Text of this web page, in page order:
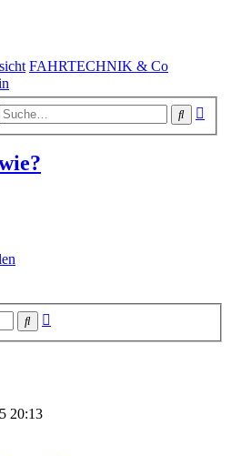
FAHRTECHNIK & Co
Suche
Suche
20:13